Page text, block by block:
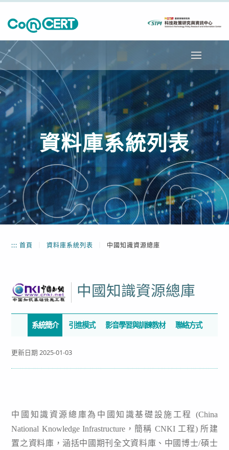
資料庫系統列表
:::首頁 資料庫系統列表 中國知識資源總庫
中國知識資源總庫
系統簡介 引進模式 影音學習與訓練教材 聯絡方式
更新日期 2025-01-03
中國知識資源總庫為中國知識基礎設施工程 (China
National Knowledge Infrastructure，簡稱 CNKI 工程) 所建
置之資料庫，涵括中國期刊全文資料庫、中國博士/碩士